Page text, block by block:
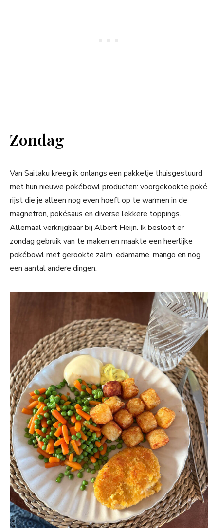
Zondag
Van Saitaku kreeg ik onlangs een pakketje thuisgestuurd
met hun nieuwe pokébowl producten: voorgekookte poké
rijst die je alleen nog even hoeft op te warmen in de
magnetron, pokésaus en diverse lekkere toppings.
Allemaal verkrijgbaar bij Albert Heijn. Ik besloot er
zondag gebruik van te maken en maakte een heerlijke
pokébowl met gerookte zalm, edamame, mango en nog
een aantal andere dingen.